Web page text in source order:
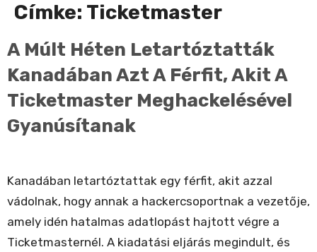
Címke: Ticketmaster
A Múlt Héten Letartóztatták
Kanadában Azt A Férfit, Akit A
Ticketmaster Meghackelésével
Gyanúsítanak
Kanadában letartóztattak egy férfit, akit azzal
vádolnak, hogy annak a hackercsoportnak a vezetője,
amely idén hatalmas adatlopást hajtott végre a
Ticketmasternél. A kiadatási eljárás megindult, és